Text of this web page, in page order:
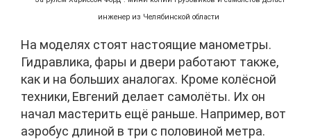
инженер из Челябинской области
На моделях стоят настоящие манометры.
Гидравлика, фары и двери работают также,
как и на больших аналогах. Кроме колёсной
техники, Евгений делает самолёты. Их он
начал мастерить ещё раньше. Например, вот
аэробус длиной в три с половиной метра.